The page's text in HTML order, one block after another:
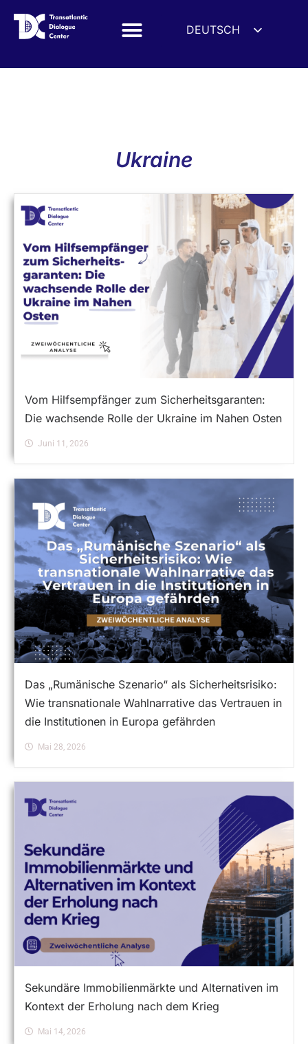
DEUTSCH
हिन्दी
ITALIANO
Ukraine
Vom Hilfsempfänger zum Sicherheitsgaranten:
Die wachsende Rolle der Ukraine im Nahen Osten
Juni 11, 2026
Das „Rumänische Szenario“ als Sicherheitsrisiko:
Wie transnationale Wahlnarrative das Vertrauen in
die Institutionen in Europa gefährden
Mai 28, 2026
Sekundäre Immobilienmärkte und Alternativen im
Kontext der Erholung nach dem Krieg
Mai 14, 2026